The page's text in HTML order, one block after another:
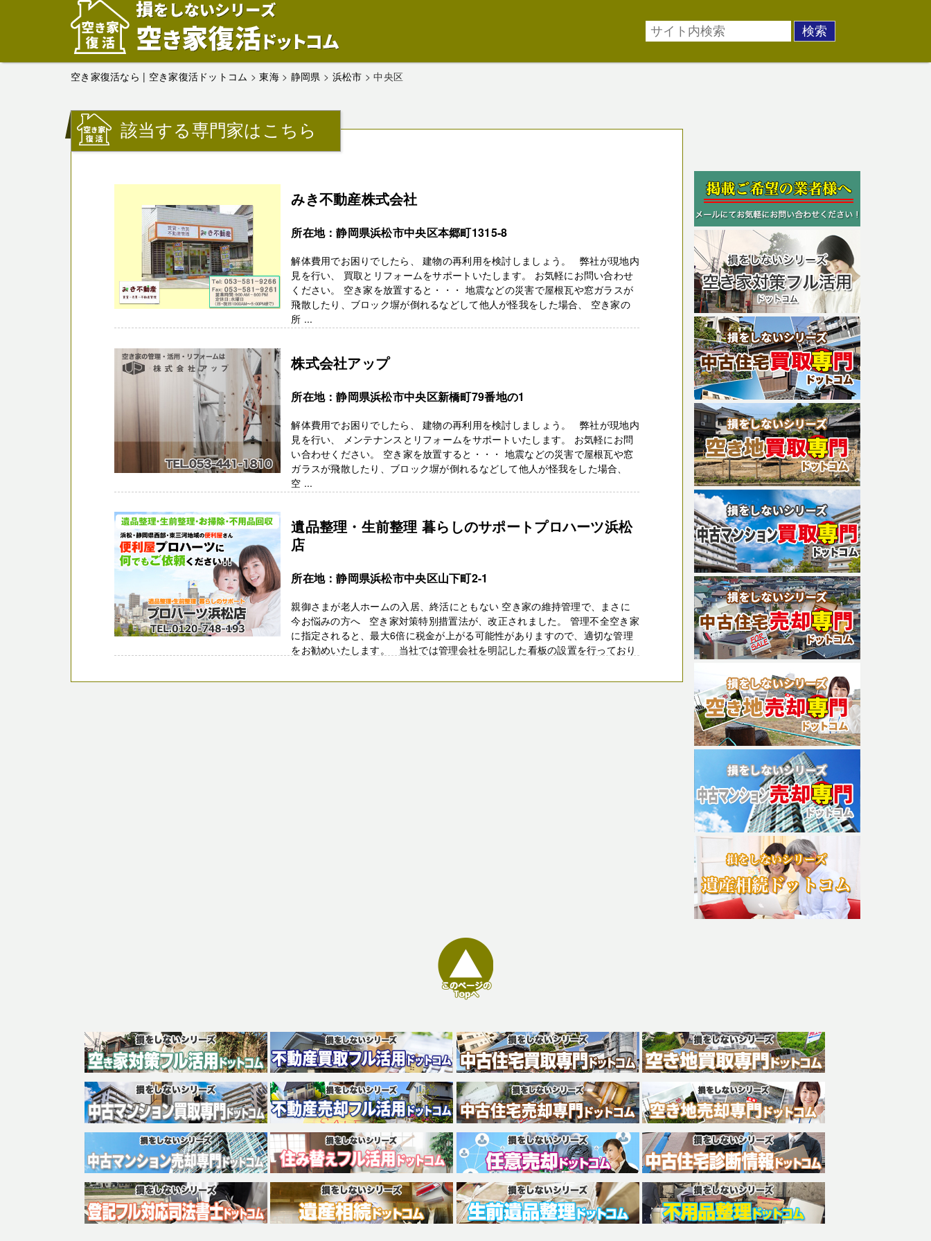
空き家復活なら | 空き家復活ドットコム >東海 > 静岡県 > 浜松市 >中央区
該当する専門家はこちら
みき不動産株式会社
所在地：静岡県浜松市中央区本郷町1315-8
解体費用でお困りでしたら、 建物の再利用を検討しましょう。 弊社が現地内
見を行い、 買取とリフォームをサポートいたします。 お気軽にお問い合わせ
ください。 空き家を放置すると・・・ 地震などの災害で屋根瓦や窓ガラスが
飛散したり、ブロック塀が倒れるなどして他人が怪我をした場合、 空き家の
所 ...
株式会社アップ
所在地：静岡県浜松市中央区新橋町79番地の1
解体費用でお困りでしたら、 建物の再利用を検討しましょう。 弊社が現地内
見を行い、 メンテナンスとリフォームをサポートいたします。 お気軽にお問
い合わせください。 空き家を放置すると・・・ 地震などの災害で屋根瓦や窓
ガラスが飛散したり、ブロック塀が倒れるなどして他人が怪我をした場合、
空 ...
遺品整理・生前整理 暮らしのサポートプロハーツ浜松
店
所在地：静岡県浜松市中央区山下町2-1
親御さまが老人ホームの入居、終活にともない 空き家の維持管理で、まさに
今お悩みの方へ 空き家対策特別措置法が、改正されました。 管理不全空き家
に指定されると、最大6倍に税金が上がる可能性がありますので、適切な管理
をお勧めいたします。 当社では管理会社を明記した看板の設置を行っており